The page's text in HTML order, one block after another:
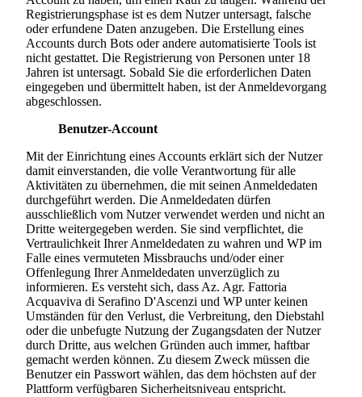
Registrierungsphase ist es dem Nutzer untersagt, falsche
oder erfundene Daten anzugeben. Die Erstellung eines
Accounts durch Bots oder andere automatisierte Tools ist
nicht gestattet. Die Registrierung von Personen unter 18
Jahren ist untersagt. Sobald Sie die erforderlichen Daten
eingegeben und übermittelt haben, ist der Anmeldevorgang
abgeschlossen.
Benutzer-Account
Mit der Einrichtung eines Accounts erklärt sich der Nutzer
damit einverstanden, die volle Verantwortung für alle
Aktivitäten zu übernehmen, die mit seinen Anmeldedaten
durchgeführt werden. Die Anmeldedaten dürfen
ausschließlich vom Nutzer verwendet werden und nicht an
Dritte weitergegeben werden. Sie sind verpflichtet, die
Vertraulichkeit Ihrer Anmeldedaten zu wahren und WP im
Falle eines vermuteten Missbrauchs und/oder einer
Offenlegung Ihrer Anmeldedaten unverzüglich zu
informieren. Es versteht sich, dass Az. Agr. Fattoria
Acquaviva di Serafino D'Ascenzi und WP unter keinen
Umständen für den Verlust, die Verbreitung, den Diebstahl
oder die unbefugte Nutzung der Zugangsdaten der Nutzer
durch Dritte, aus welchen Gründen auch immer, haftbar
gemacht werden können. Zu diesem Zweck müssen die
Benutzer ein Passwort wählen, das dem höchsten auf der
Plattform verfügbaren Sicherheitsniveau entspricht.